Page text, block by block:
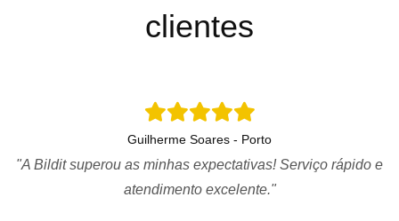
clientes
Guilherme Soares - Porto
"A Bildit superou as minhas expectativas! Serviço rápido e
atendimento excelente."